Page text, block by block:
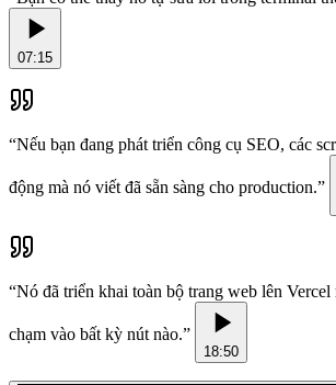
07:15
“Nếu bạn đang phát triển công cụ SEO, các
động mà nó viết đã sẵn sàng cho production.”
“Nó đã triển khai toàn bộ trang web lên
chạm vào bất kỳ nút nào.”
18:50